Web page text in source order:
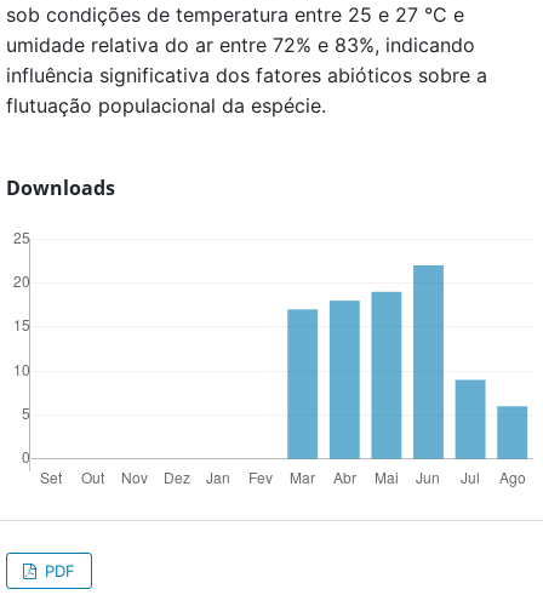
sob condições de temperatura entre 25 e 27 °C e
umidade relativa do ar entre 72% e 83%, indicando
influência significativa dos fatores abióticos sobre a
flutuação populacional da espécie.
Downloads
PDF